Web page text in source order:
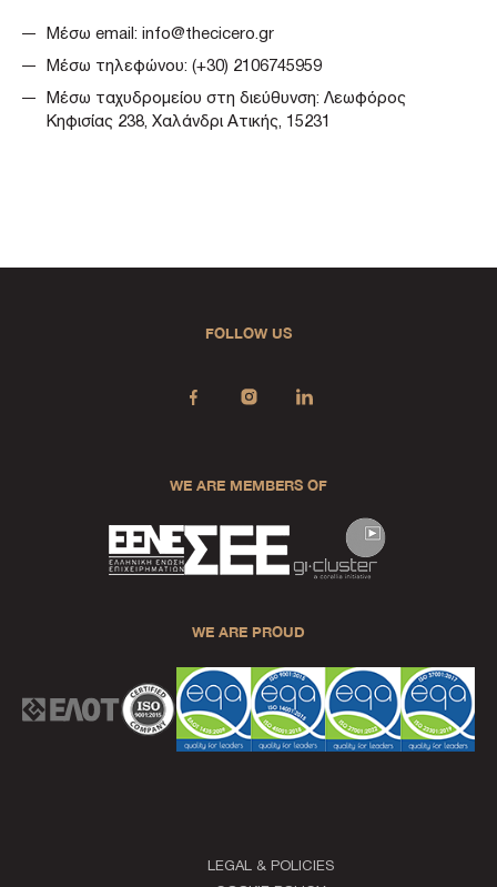
Μέσω email: info@thecicero.gr
Μέσω τηλεφώνου: (+30) 2106745959
Μέσω ταχυδρομείου στη διεύθυνση: Λεωφόρος
Κηφισίας 238, Χαλάνδρι Ατικής, 15231
FOLLOW US
WE ARE MEMBERS OF
WE ARE PROUD
LEGAL & POLICIES